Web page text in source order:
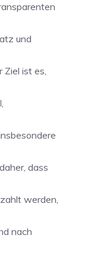
und
Ziel ist es,
dass
werden,
nach